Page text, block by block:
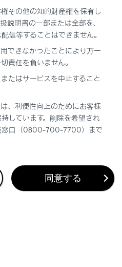
その他の知的財産権を保有し
説明書の一部または全部を、
信等することはできません。
できなかったことにより万一
責任を負いません。
たはサービスを中止すること
、利便性向上のためにお客様
しています。削除を希望され
窓口（0800-700-7700）まで
同意する